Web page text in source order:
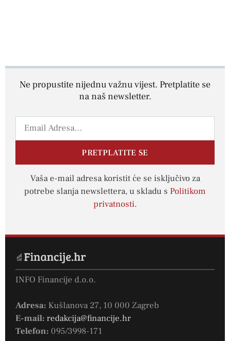
Ne propustite nijednu važnu vijest. Pretplatite se
na naš newsletter.
PRETPLATITE SE
Vaša e-mail adresa koristit će se isključivo za
potrebe slanja newslettera, u skladu s Politikom
privatnosti.
INFO Financije d.o.o.
Adresa: Kušlanova 27, 10 000 Zagreb
E-mail: redakcija@financije.hr
Telefon: 095/3998-171